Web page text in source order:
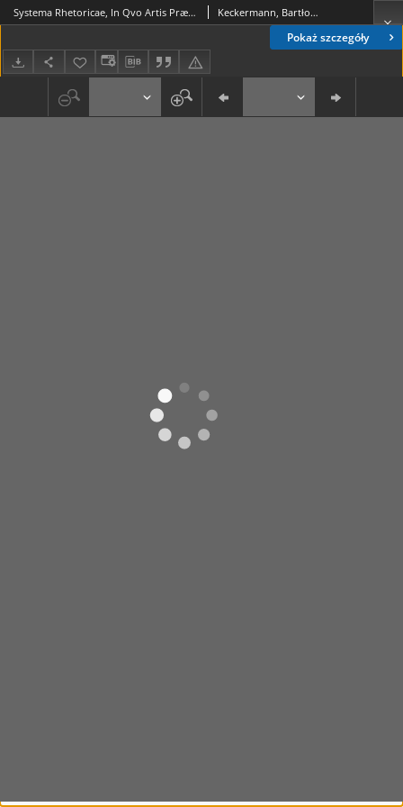
Pokaż szczegóły
Systema Rhetoricae, In Qvo Artis Præcepta plene & methodice traduntur[...] Anno [...] M D C VI. priuatim propositum In Gymnasio Dantiscano Keckermann, Bartłomiej (ca 1572-1609)